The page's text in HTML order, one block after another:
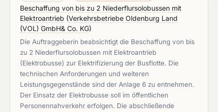
Beschaffung von bis zu 2 Niederflursolobussen mit
Elektroantrieb (Verkehrsbetriebe Oldenburg Land
(VOL) GmbH& Co. KG)
Die Auftraggeberin beabsichtigt die Beschaffung von bis
zu 2 Niederflursolobussen mit Elektroantrieb
(Elektrobusse) zur Elektrifizierung der Busflotte. Die
technischen Anforderungen und weiteren
Leistungsgegenstände sind der Anlage 6 zu entnehmen.
Der Einsatz der Elektrobusse soll im öffentlichen
Personennahverkehr erfolgen. Die abschließende